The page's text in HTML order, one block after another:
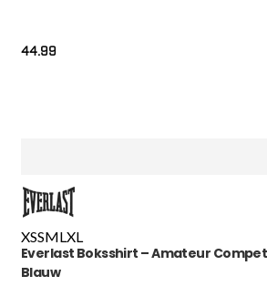
44.99
XSSMLXL
Everlast Boksshirt – Amateur
Blauw